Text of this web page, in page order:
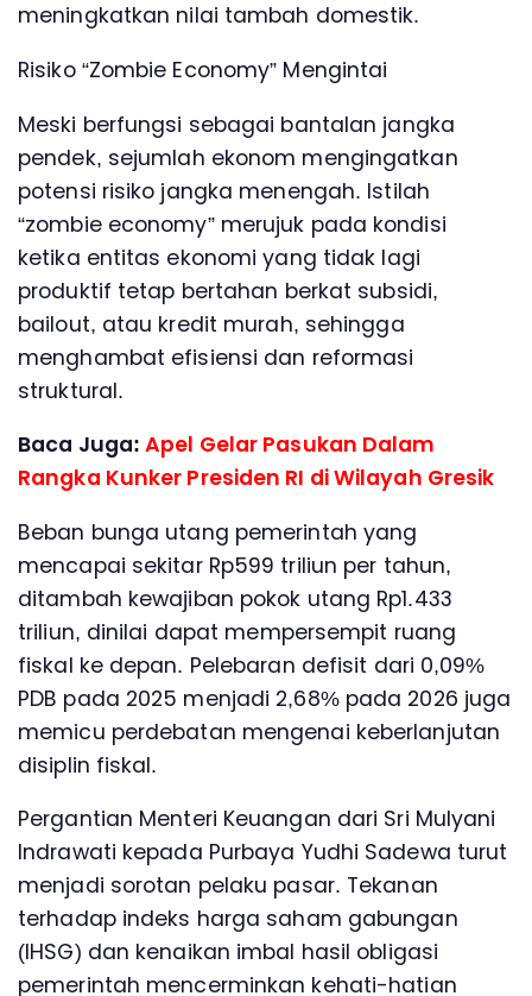
meningkatkan nilai tambah domestik.
Risiko “Zombie Economy” Mengintai
Meski berfungsi sebagai bantalan jangka
pendek, sejumlah ekonom mengingatkan
potensi risiko jangka menengah. Istilah
“zombie economy” merujuk pada kondisi
ketika entitas ekonomi yang tidak lagi
produktif tetap bertahan berkat subsidi,
bailout, atau kredit murah, sehingga
menghambat efisiensi dan reformasi
struktural.
Baca Juga:Apel Gelar Pasukan Dalam
Rangka Kunker Presiden RI di Wilayah Gresik
Beban bunga utang pemerintah yang
mencapai sekitar Rp599 triliun per tahun,
ditambah kewajiban pokok utang Rp1.433
triliun, dinilai dapat mempersempit ruang
fiskal ke depan. Pelebaran defisit dari 0,09%
PDB pada 2025 menjadi 2,68% pada 2026 juga
memicu perdebatan mengenai keberlanjutan
disiplin fiskal.
Pergantian Menteri Keuangan dari Sri Mulyani
Indrawati kepada Purbaya Yudhi Sadewa turut
menjadi sorotan pelaku pasar. Tekanan
terhadap indeks harga saham gabungan
(IHSG) dan kenaikan imbal hasil obligasi
pemerintah mencerminkan kehati-hatian